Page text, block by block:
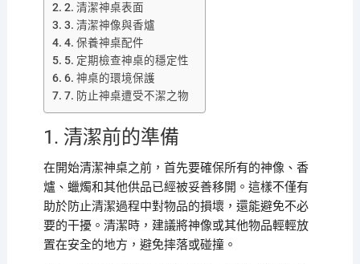
2. 清潔神桌表面
3. 清潔神像與香爐
4. 保養神桌配件
5. 定期檢查神桌的穩定性
6. 神桌的環境保護
7. 防止神桌遭受不潔之物
1. 清潔前的準備
在開始清潔神桌之前，首先要確保所有的神像、香
爐、蠟燭和其他供品已經被妥善移開。這樣不僅有
助於防止清潔過程中對物品的損壞，還能避免不必
要的干擾。清潔時，建議將神像或其他物品輕輕放
置在安全的地方，避免摔落或碰撞。